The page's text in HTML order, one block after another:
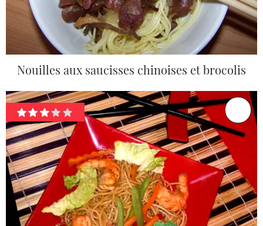
Nouilles aux saucisses chinoises et brocolis